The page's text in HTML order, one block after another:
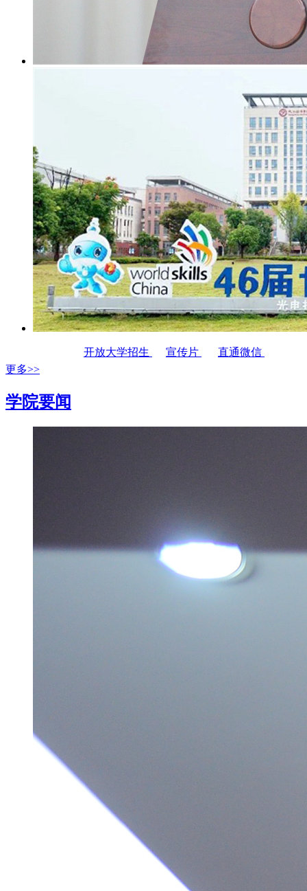
开放大学招生 宣传片
直通微信
更多>>
学院要闻